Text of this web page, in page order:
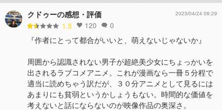
クドゥーの感想・評価
1.5 120 0
2023/04/24 08:29
『作者にとって都合がいいと、萌えないじゃないか』
周囲から認識されない男子が超絶美少女にちょっかいを
出されるラブコメアニメ。これが漫画なら一冊５分程で
適当に読めちゃう訳だが、３０分アニメとして見るには
あまりにも貧弱というかしょうもない。時間的な価値を
考えないと話にならないのが映像作品の奥深さ。